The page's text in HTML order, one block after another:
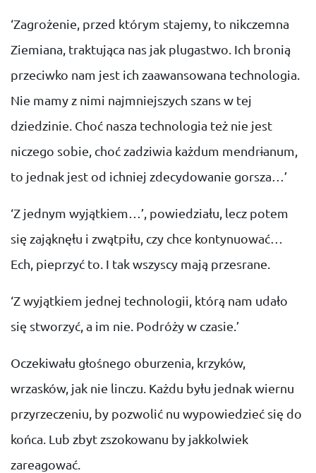
‘Zagrożenie, przed którym stajemy, to nikczemna
Ziemiana, traktująca nas jak plugastwo. Ich bronią
przeciwko nam jest ich zaawansowana technologia.
Nie mamy z nimi najmniejszych szans w tej
dziedzinie. Choć nasza technologia też nie jest
niczego sobie, choć zadziwia każdum mendrɨanum,
to jednak jest od ichniej zdecydowanie gorsza…’
‘Z jednym wyjątkiem…’, powiedziału, lecz potem
się zająknęłu i zwątpiłu, czy chce kontynuować…
Ech, pieprzyć to. I tak wszyscy mają przesrane.
‘Z wyjątkiem jednej technologii, którą nam udało
się stworzyć, a im nie. Podróży w czasie.’
Oczekiwału głośnego oburzenia, krzyków,
wrzasków, jak nie linczu. Każdu byłu jednak wiernu
przyrzeczeniu, by pozwolić nu wypowiedzieć się do
końca. Lub zbyt zszokowanu by jakkolwiek
zareagować.